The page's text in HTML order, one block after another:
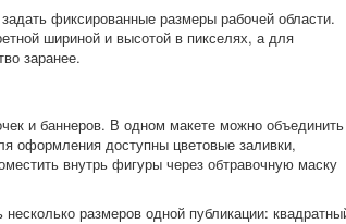
фиксированные размеры рабочей области.
шириной и высотой в пикселях, а для
заранее.
и баннеров. В одном макете можно объединить
оформления доступны цветовые заливки,
внутрь фигуры через обтравочную маску
размеров одной публикации: